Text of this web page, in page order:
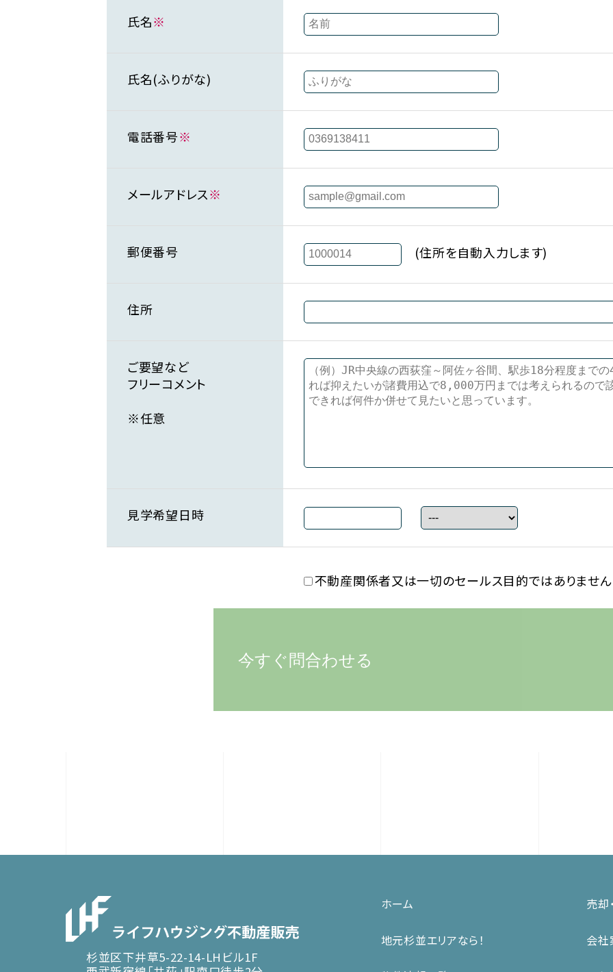
氏名※
氏名(ふりがな)
電話番号※
メールアドレス※
郵便番号 (住所を自動入力します)
住所
ご要望など
フリーコメント
※任意
見学希望日時
不動産関係者又は一切のセールス目的ではありません
今すぐ問合わせる
杉並区下井草5-22-14-LHビル1F
ホーム
地元杉並エリアなら！
売却
会社